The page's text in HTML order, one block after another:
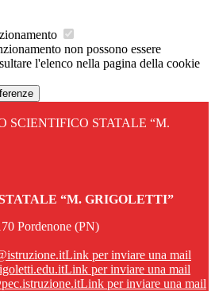
non possono essere
l'elenco nella pagina della cookie
SCIENTIFICO STATALE “M.
“M. GRIGOLETTI”
Pordenone (PN)
Link per inviare una mail
Link per inviare una mail
Link per inviare una mail